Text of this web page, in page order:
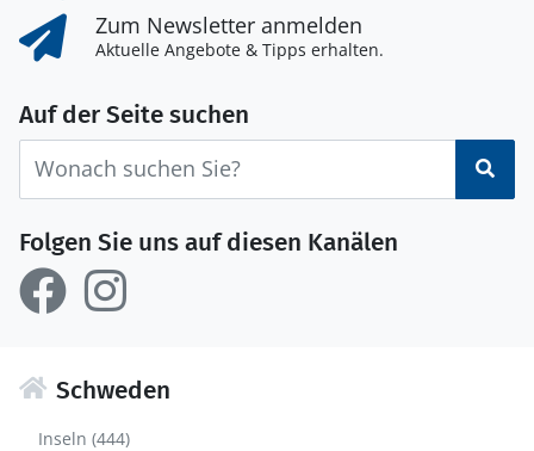
Zum Newsletter anmelden
Aktuelle Angebote & Tipps erhalten.
Auf der Seite suchen
Folgen Sie uns auf diesen Kanälen
Schweden
Inseln (444)